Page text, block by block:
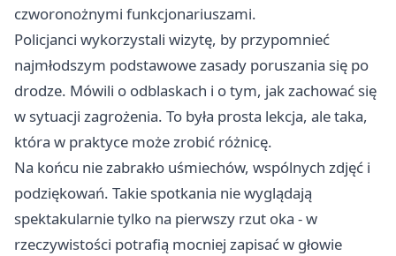
czworonożnymi funkcjonariuszami.
Policjanci wykorzystali wizytę, by przypomnieć
najmłodszym podstawowe zasady poruszania się po
drodze. Mówili o odblaskach i o tym, jak zachować się
w sytuacji zagrożenia. To była prosta lekcja, ale taka,
która w praktyce może zrobić różnicę.
Na końcu nie zabrakło uśmiechów, wspólnych zdjęć i
podziękowań. Takie spotkania nie wyglądają
spektakularnie tylko na pierwszy rzut oka - w
rzeczywistości potrafią mocniej zapisać w głowie